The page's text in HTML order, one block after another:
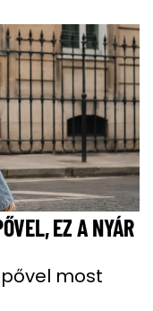
EZ A NYÁR
most